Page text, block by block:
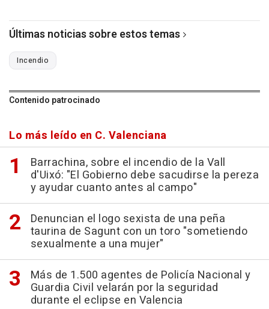
Últimas noticias sobre estos temas
Incendio
Contenido patrocinado
Lo más leído en C. Valenciana
Barrachina, sobre el incendio de la Vall
d'Uixó: "El Gobierno debe sacudirse la pereza
y ayudar cuanto antes al campo"
Denuncian el logo sexista de una peña
taurina de Sagunt con un toro "sometiendo
sexualmente a una mujer"
Más de 1.500 agentes de Policía Nacional y
Guardia Civil velarán por la seguridad
durante el eclipse en Valencia